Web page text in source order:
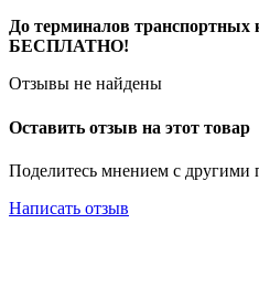
До терминалов
БЕСПЛАТНО!
Отзывы не найдены
Оставить отзыв на этот товар
Поделитесь мнением с другими
Написать отзыв